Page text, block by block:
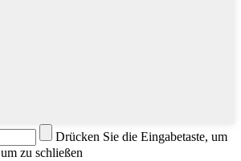
Drücken Sie die Eingabetaste, um
zu schließen